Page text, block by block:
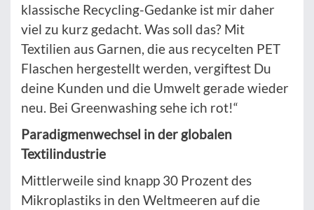
klassische Recycling-Gedanke ist mir daher
viel zu kurz gedacht. Was soll das? Mit
Textilien aus Garnen, die aus recycelten PET
Flaschen hergestellt werden, vergiftest Du
deine Kunden und die Umwelt gerade wieder
neu. Bei Greenwashing sehe ich rot!“
Paradigmenwechsel in der globalen
Textilindustrie
Mittlerweile sind knapp 30 Prozent des
Mikroplastiks in den Weltmeeren auf die